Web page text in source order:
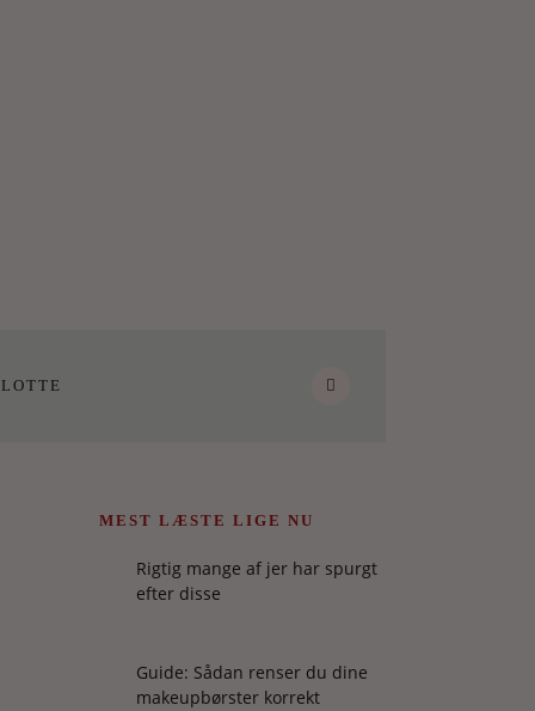
MEST LÆSTE LIGE NU
Rigtig mange af jer har spurgt
efter disse
Guide: Sådan renser du dine
makeupbørster korrekt